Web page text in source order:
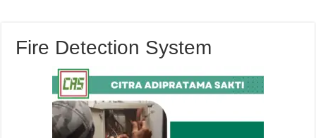
Fire Detection System